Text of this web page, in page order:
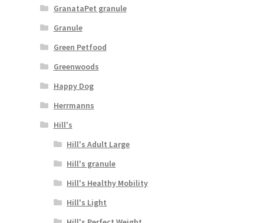
GranataPet granule
Granule
Green Petfood
Greenwoods
Happy Dog
Herrmanns
Hill's
Hill's Adult Large
Hill's granule
Hill's Healthy Mobility
Hill's Light